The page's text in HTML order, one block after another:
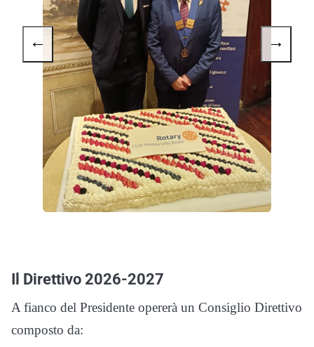
← →
Il Direttivo 2026-2027
A fianco del Presidente opererà un Consiglio Direttivo
composto da: